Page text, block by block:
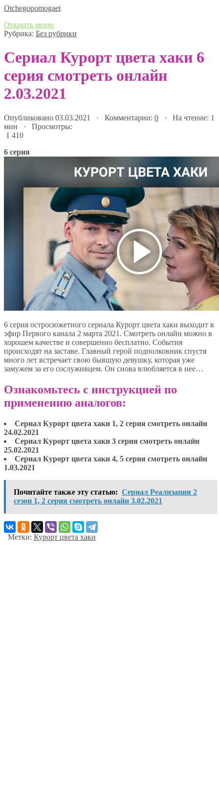
Оtchegopomogaet
Открыть меню
Рубрика: Без рубрики
Сериал Курорт цвета хаки 6
серия смотреть онлайн
2.03.2021
Опубликовано 03.03.2021 · Комментарии: 0 · На чтение: 1
мин · Просмотры:
1 410
6 серия
6 серия остросюжетного сериала Курорт цвета хаки выходит в
эфир Первого канала 2 марта 2021. Смотреть онлайн можно в
хорошем качестве и совершенно бесплатно. События
происходят на заставе. Главный герой подполковник спустя
много лет встречает свою бывшую девушку, которая уже
замужем за его сослуживцем. Он снова влюбляется в нее…
Ознакомьтесь с инструкцией по
применению аналогов:
Сериал Курорт цвета хаки 1, 2 серия смотреть онлайн
24.02.2021
Сериал Курорт цвета хаки 3 серия смотреть онлайн
25.02.2021
Сериал Курорт цвета хаки 4, 5 серия смотреть онлайн
1.03.2021
Почитайте также эту статью: Сериал Реализация 2
сезон 1, 2 серия смотреть онлайн 3.02.2021
Метки: Курорт цвета хаки